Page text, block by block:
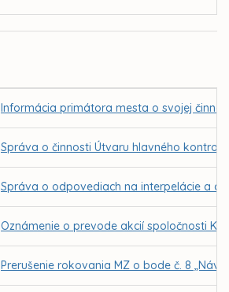
Informácia primátora mesta o svojej
Správa o činnosti Útvaru hlavného
Správa o odpovediach na interpelácie a
Oznámenie o prevode akcií spoločnosti
Prerušenie rokovania MZ o bode č. 8